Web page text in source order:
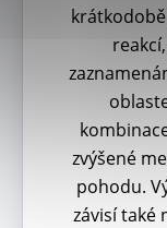
zvýšené
pohodu.
závisí také